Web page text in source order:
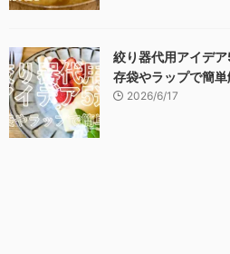
絞り器代用アイデ
存袋やラップで簡
2026/6/17